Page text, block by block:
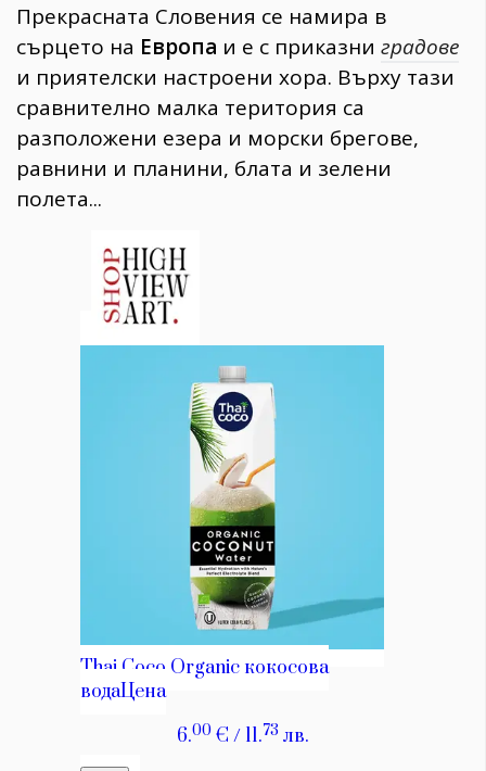
ПОСЛЕДВАЙТЕ
НИ
Прекрасната Словения се намира в
сърцето на Европа и е с приказни градове
и приятелски настроени хора. Върху тази
сравнително малка територия са
разположени езера и морски брегове,
равнини и планини, блата и зелени
полета...